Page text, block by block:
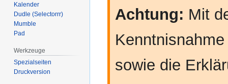
Achtung: Mit
sowie die
Kalender
Dudle (Selectorrr)
Mumble
Pad
Werkzeuge
Spezialseiten
Druckversion